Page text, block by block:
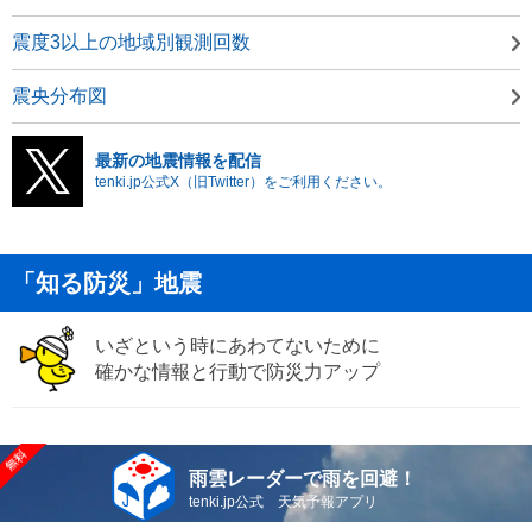
震度3以上の地域別観測回数
震央分布図
最新の地震情報を配信
tenki.jp公式X（旧Twitter）をご利用ください。
「知る防災」地震
いざという時にあわてないために
確かな情報と行動で防災力アップ
雨雲レーダーで雨を回避！
tenki.jp公式 天気予報アプリ